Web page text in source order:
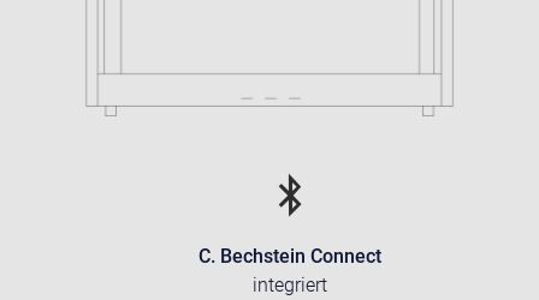
C. Bechstein Connect
integriert